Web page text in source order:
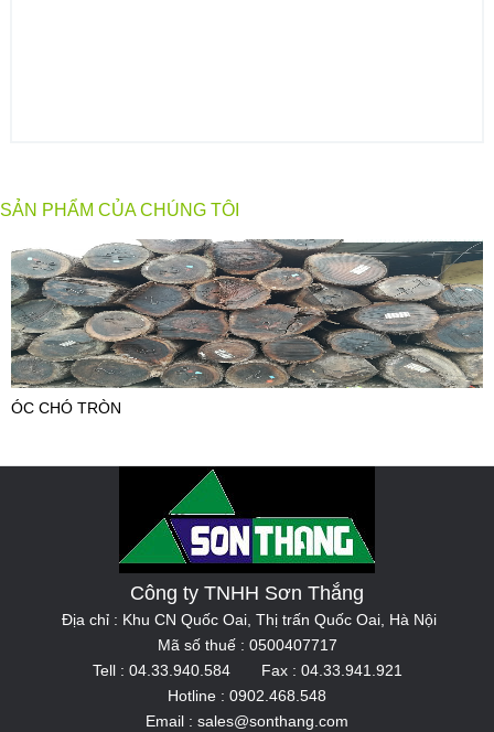
SẢN PHẨM CỦA CHÚNG TÔI
ÓC CHÓ TRÒN
Công ty TNHH Sơn Thắng
Địa chỉ : Khu CN Quốc Oai, Thị trấn Quốc Oai, Hà Nội
Mã số thuế : 0500407717
Tell : 04.33.940.584 Fax : 04.33.941.921
Hotline : 0902.468.548
Email : sales@sonthang.com